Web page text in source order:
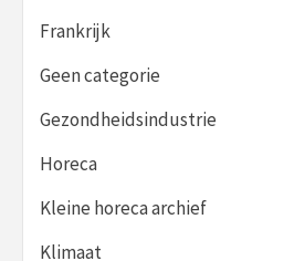
Frankrijk
Geen categorie
Gezondheidsindustrie
Horeca
Kleine horeca archief
Klimaat